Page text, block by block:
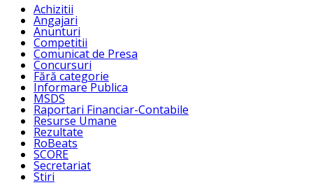
Achizitii
Angajari
Anunturi
Competitii
Comunicat de Presa
Concursuri
Fără categorie
Informare Publica
MSDS
Raportari Financiar-Contabile
Resurse Umane
Rezultate
RoBeats
SCORE
Secretariat
Stiri